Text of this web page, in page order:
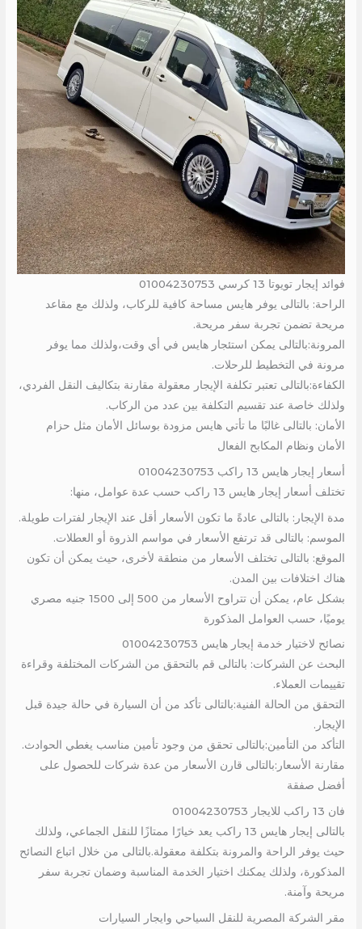
فوائد إيجار تويوتا 13 كرسي 01004230753
الراحة: بالتالى يوفر هايس مساحة كافية للركاب، ولذلك مع مقاعد
مريحة تضمن تجربة سفر مريحة.
المرونة:بالتالى يمكن استئجار هايس في أي وقت،ولذلك مما يوفر
مرونة في التخطيط للرحلات.
الكفاءة:بالتالى تعتبر تكلفة الإيجار معقولة مقارنة بتكاليف النقل الفردي،
ولذلك خاصة عند تقسيم التكلفة بين عدد من الركاب.
الأمان: بالتالى غالبًا ما تأتي هايس مزودة بوسائل الأمان مثل حزام
الأمان ونظام المكابح الفعال
أسعار إيجار هايس 13 راكب 01004230753
تختلف أسعار إيجار هايس 13 راكب حسب عدة عوامل، منها:
مدة الإيجار: بالتالى عادةً ما تكون الأسعار أقل عند الإيجار لفترات طويلة.
الموسم: بالتالى قد ترتفع الأسعار في مواسم الذروة أو العطلات.
الموقع: بالتالى تختلف الأسعار من منطقة لأخرى، حيث يمكن أن تكون
هناك اختلافات بين المدن.
بشكل عام، يمكن أن تتراوح الأسعار من 500 إلى 1500 جنيه مصري
يوميًا، حسب العوامل المذكورة
نصائح لاختيار خدمة إيجار هايس 01004230753
البحث عن الشركات: بالتالى قم بالتحقق من الشركات المختلفة وقراءة
تقييمات العملاء.
التحقق من الحالة الفنية:بالتالى تأكد من أن السيارة في حالة جيدة قبل
الإيجار.
التأكد من التأمين:بالتالى تحقق من وجود تأمين مناسب يغطي الحوادث.
مقارنة الأسعار:بالتالى قارن الأسعار من عدة شركات للحصول على
أفضل صفقة
فان 13 راكب للايجار 01004230753
بالتالى إيجار هايس 13 راكب يعد خيارًا ممتازًا للنقل الجماعي، ولذلك
حيث يوفر الراحة والمرونة بتكلفة معقولة.بالتالى من خلال اتباع النصائح
المذكورة، ولذلك يمكنك اختيار الخدمة المناسبة وضمان تجربة سفر
مريحة وآمنة.
مقر الشركة المصرية للنقل السياحي وايجار السيارات